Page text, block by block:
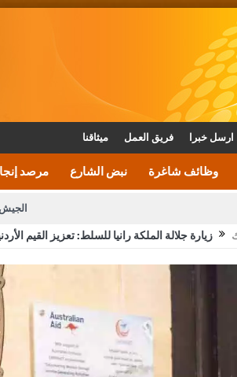
ميثاقنا فريق العمل ارسل خبرا
مرصد نبض الشارع وظائف شاغرة
الأمن يتلف 16 مليون حبة كبتاجون و1480 كغم مواد مخدرة
القاضي يلتقي رؤساء تحرير
الملك يتلقى اتصالا هاتفيا من العاهل البحريني
زيارة جلالة الملكة رانيا للسلط: تعزيز القيم